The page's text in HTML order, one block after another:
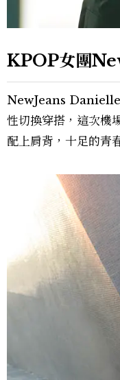
KPOP女團
NewJeans
性切換穿搭，這次機
配上肩背，十足的青